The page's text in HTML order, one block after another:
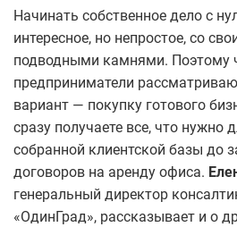
Начинать собственное дело с
интересное, но непростое, со
подводными камнями. Поэтому
предприниматели
вариант — покупку готового
сразу получаете все, что нужно
собранной клиентской базы до
договоров на аренду офиса.
генеральный директор
«ОдинГрад», рассказывает и о